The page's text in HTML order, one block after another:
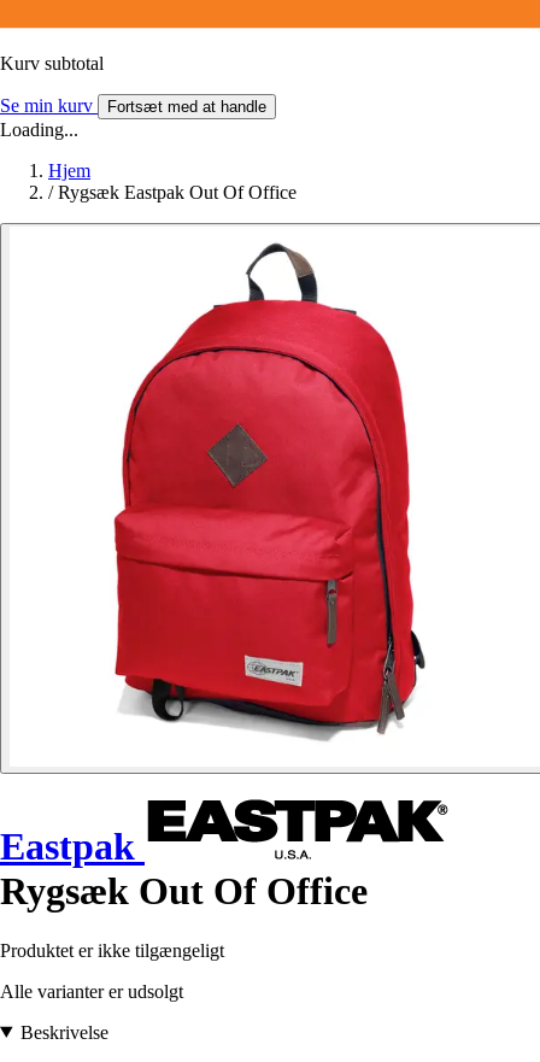
Kurv subtotal
Se min kurv Fortsæt med at handle
Loading...
Hjem
/ Rygsæk Eastpak Out Of Office
Eastpak
Rygsæk Out Of Office
Produktet er ikke tilgængeligt
Alle varianter er udsolgt
Beskrivelse